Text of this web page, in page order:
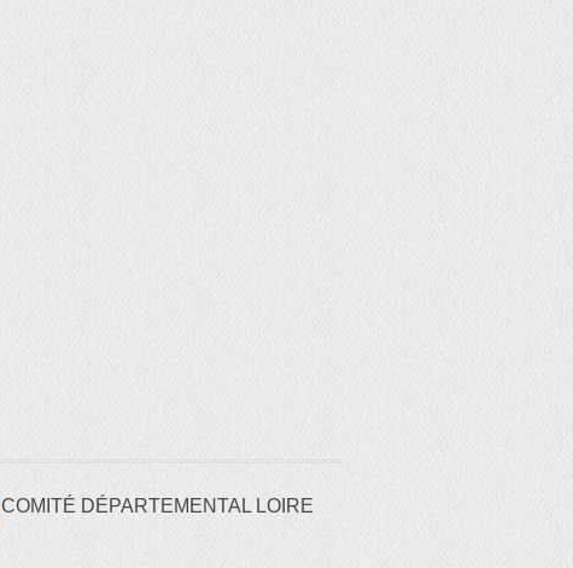
COMITÉ DÉPARTEMENTAL LOIRE